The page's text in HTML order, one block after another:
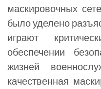
маскировочных
было уделено
играют
обеспечении
жизней
качественная